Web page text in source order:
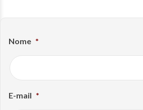
Nome *
E-mail *